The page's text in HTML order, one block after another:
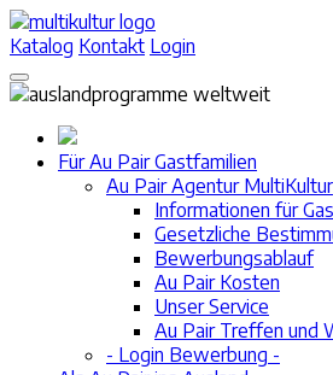
Katalog Kontakt Login
Für Au Pair Gastfamilien
Au Pair Agentur MultiKultur
Informationen für
Gesetzliche
Bewerbungsablauf
Au Pair Kosten
Unser Service
Au Pair Treffen und
- Login Bewerbung -